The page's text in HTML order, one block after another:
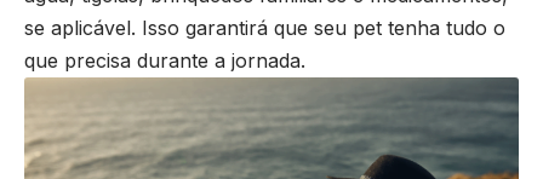
se aplicável. Isso garantirá que seu pet tenha tudo o
que precisa durante a jornada.